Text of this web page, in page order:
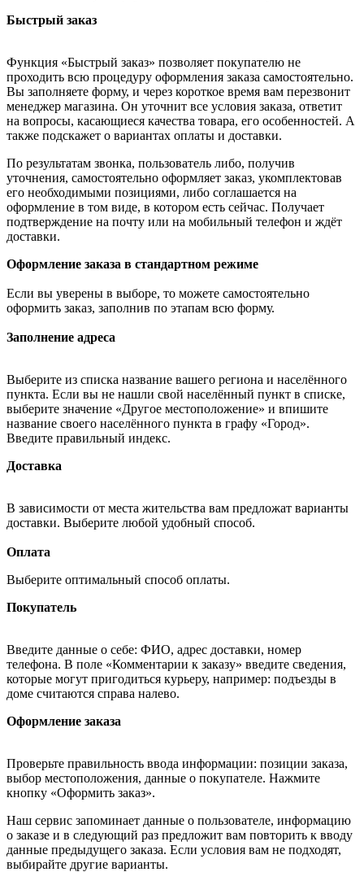
Быстрый заказ
Функция «Быстрый заказ» позволяет покупателю не
проходить всю процедуру оформления заказа самостоятельно.
Вы заполняете форму, и через короткое время вам перезвонит
менеджер магазина. Он уточнит все условия заказа, ответит
на вопросы, касающиеся качества товара, его особенностей. А
также подскажет о вариантах оплаты и доставки.
По результатам звонка, пользователь либо, получив
уточнения, самостоятельно оформляет заказ, укомплектовав
его необходимыми позициями, либо соглашается на
оформление в том виде, в котором есть сейчас. Получает
подтверждение на почту или на мобильный телефон и ждёт
доставки.
Оформление заказа в стандартном режиме
Если вы уверены в выборе, то можете самостоятельно
оформить заказ, заполнив по этапам всю форму.
Заполнение адреса
Выберите из списка название вашего региона и населённого
пункта. Если вы не нашли свой населённый пункт в списке,
выберите значение «Другое местоположение» и впишите
название своего населённого пункта в графу «Город».
Введите правильный индекс.
Доставка
В зависимости от места жительства вам предложат варианты
доставки. Выберите любой удобный способ.
Оплата
Выберите оптимальный способ оплаты.
Покупатель
Введите данные о себе: ФИО, адрес доставки, номер
телефона. В поле «Комментарии к заказу» введите сведения,
которые могут пригодиться курьеру, например: подъезды в
доме считаются справа налево.
Оформление заказа
Проверьте правильность ввода информации: позиции заказа,
выбор местоположения, данные о покупателе. Нажмите
кнопку «Оформить заказ».
Наш сервис запоминает данные о пользователе, информацию
о заказе и в следующий раз предложит вам повторить к вводу
данные предыдущего заказа. Если условия вам не подходят,
выбирайте другие варианты.